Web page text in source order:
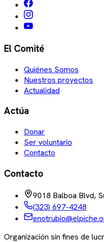
El Comité
Quiénes Somos
Nuestros proyectos
Actualidad
Actúa
Donar
Ser voluntario
Contacto
Contacto
9018 Balboa Blvd,
(323) 697-4248
Organización sin fines de